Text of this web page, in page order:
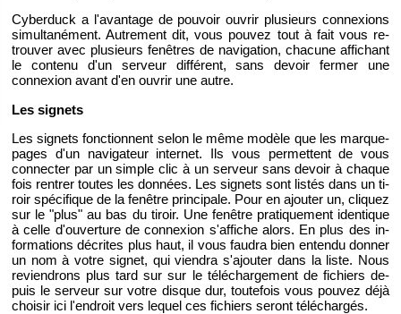
Cy­ber­duck a l'avan­tage de pou­voir ou­vrir plu­sieurs connexions
si­mul­ta­né­ment. Au­tre­ment dit, vous pou­vez tout à fait vous re­
trou­ver avec plu­sieurs fe­nêtres de na­vi­ga­tion, cha­cune af­fi­chant
le contenu d'un ser­veur dif­fé­rent, sans de­voir fer­mer une
connexion avant d'en ou­vrir une autre.
Les si­gnets
Les si­gnets fonc­tionnent selon le même mo­dèle que les marque-
pages d'un na­vi­ga­teur in­ter­net. Ils vous per­mettent de vous
connec­ter par un simple clic à un ser­veur sans de­voir à chaque
fois ren­trer toutes les don­nées. Les si­gnets sont lis­tés dans un ti­
roir spé­ci­fique de la fe­nêtre prin­ci­pale. Pour en ajou­ter un, cli­quez
sur le "plus" au bas du ti­roir. Une fe­nêtre pra­ti­que­ment iden­tique
à celle d'ou­ver­ture de connexion s'af­fiche alors. En plus des in­
for­ma­tions dé­crites plus haut, il vous fau­dra bien en­tendu don­ner
un nom à votre si­gnet, qui vien­dra s'ajou­ter dans la liste. Nous
re­vien­drons plus tard sur sur le té­lé­char­ge­ment de fi­chiers de­
puis le ser­veur sur votre disque dur, tou­te­fois vous pou­vez déjà
choi­sir ici l'en­droit vers le­quel ces fi­chiers se­ront té­lé­char­gés.